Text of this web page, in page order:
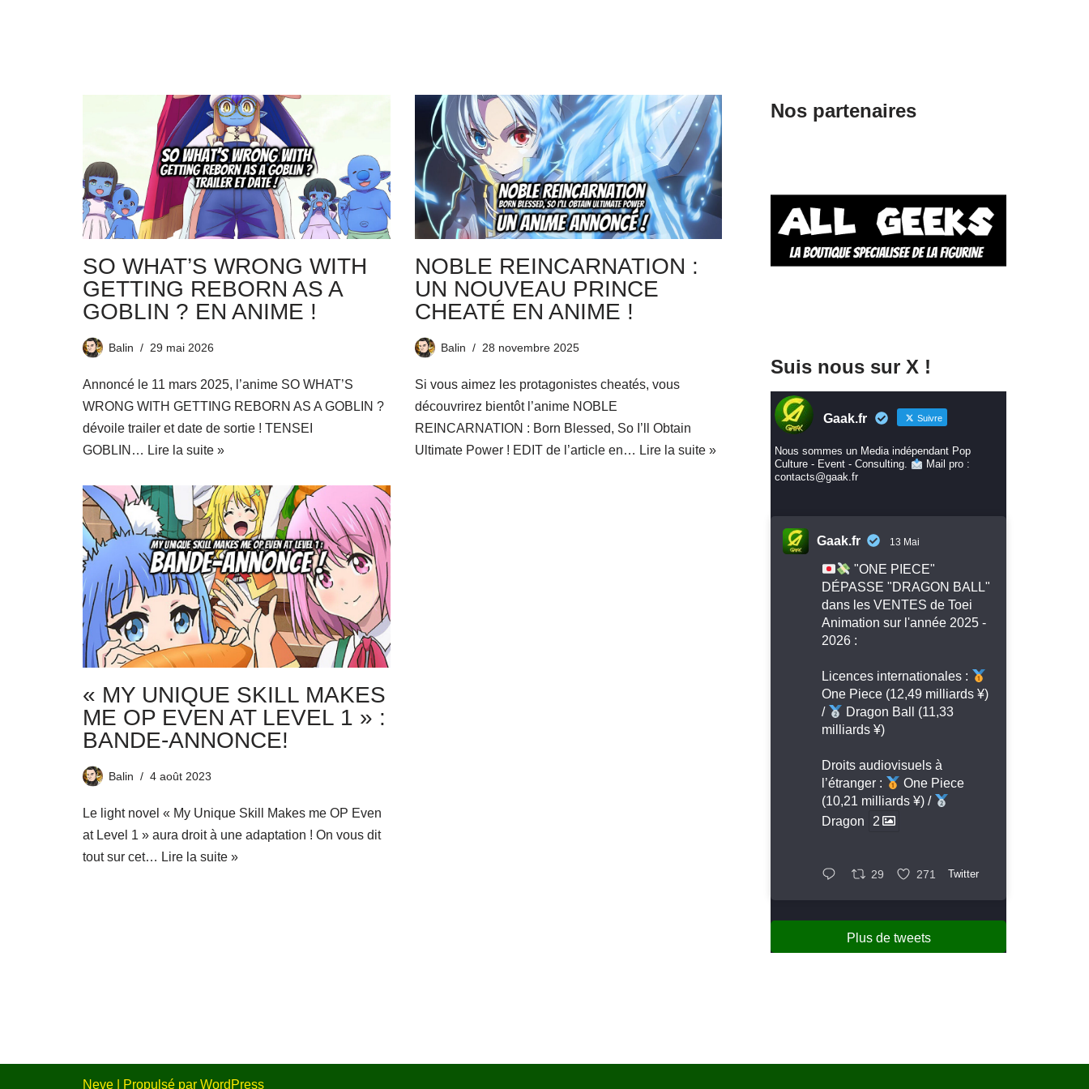
SO WHAT’S WRONG WITH
GETTING REBORN AS A
GOBLIN ? EN ANIME !
Balin 29 mai 2026
Annoncé le 11 mars 2025, l’anime SO WHAT’S
WRONG WITH GETTING REBORN AS A GOBLIN ?
dévoile trailer et date de sortie ! TENSEI
GOBLIN… Lire la suite »
NOBLE REINCARNATION :
UN NOUVEAU PRINCE
CHEATÉ EN ANIME !
Balin 28 novembre 2025
Si vous aimez les protagonistes cheatés, vous
découvrirez bientôt l’anime NOBLE
REINCARNATION : Born Blessed, So I’ll Obtain
Ultimate Power ! EDIT de l’article en… Lire la suite »
« MY UNIQUE SKILL MAKES
ME OP EVEN AT LEVEL 1 » :
BANDE-ANNONCE!
Balin 4 août 2023
Le light novel « My Unique Skill Makes me OP Even
at Level 1 » aura droit à une adaptation ! On vous dit
tout sur cet… Lire la suite »
Nos partenaires
Suis nous sur X !
Gaak.fr Suivre
Nous sommes un Media indépendant Pop
Culture - Event - Consulting.
Mail pro :
contacts@gaak.fr
Gaak.fr 13 Mai
"ONE PIECE"
DÉPASSE "DRAGON BALL"
dans les VENTES de Toei
Animation sur l'année 2025 -
2026 :
Licences internationales :
One Piece (12,49 milliards ¥)
/
Dragon Ball (11,33
milliards ¥)
Droits audiovisuels à
l’étranger :
One Piece
(10,21 milliards ¥) /
Dragon
2
29 271 Twitter
Plus de tweets
Neve | Propulsé par WordPress